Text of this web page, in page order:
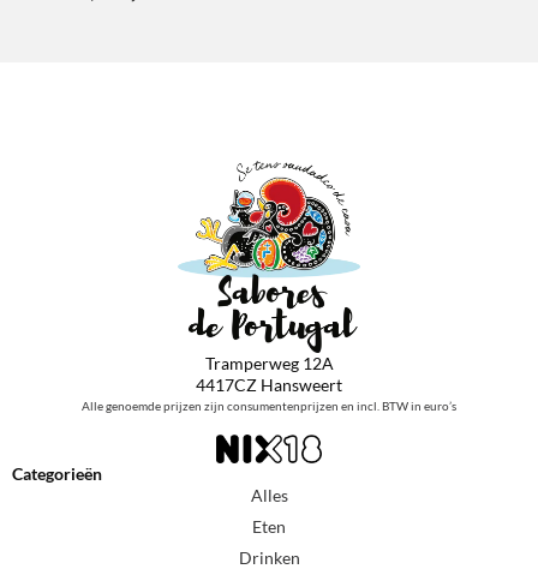
Tramperweg 12A
4417CZ Hansweert
Alle genoemde prijzen zijn consumentenprijzen en incl. BTW in euro’s
Categorieën
Alles
Eten
Drinken